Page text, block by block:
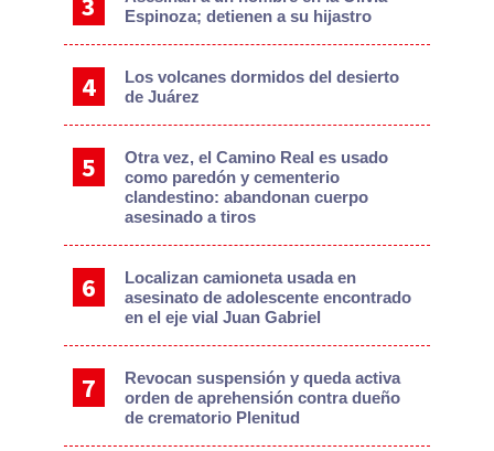
Espinoza; detienen a su hijastro
Los volcanes dormidos del desierto
de Juárez
Otra vez, el Camino Real es usado
como paredón y cementerio
clandestino: abandonan cuerpo
asesinado a tiros
Localizan camioneta usada en
asesinato de adolescente encontrado
en el eje vial Juan Gabriel
Revocan suspensión y queda activa
orden de aprehensión contra dueño
de crematorio Plenitud